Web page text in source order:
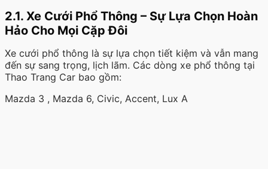
2.1. Xe Cưới Phổ Thông – Sự Lựa Chọn Hoàn
Hảo Cho Mọi Cặp Đôi
Xe cưới phổ thông là sự lựa chọn tiết kiệm và vẫn mang
đến sự sang trọng, lịch lãm. Các dòng xe phổ thông tại
Thao Trang Car bao gồm:
Mazda 3 , Mazda 6, Civic, Accent, Lux A